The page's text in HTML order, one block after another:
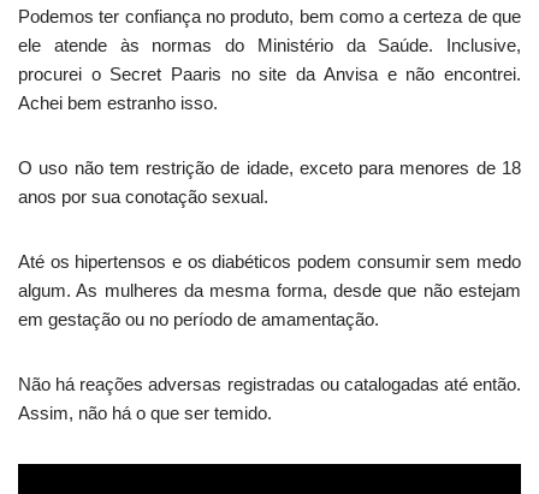
Podemos ter confiança no produto, bem como a certeza de que
ele atende às normas do Ministério da Saúde. Inclusive,
procurei o Secret Paaris no site da Anvisa e não encontrei.
Achei bem estranho isso.
O uso não tem restrição de idade, exceto para menores de 18
anos por sua conotação sexual.
Até os hipertensos e os diabéticos podem consumir sem medo
algum. As mulheres da mesma forma, desde que não estejam
em gestação ou no período de amamentação.
Não há reações adversas registradas ou catalogadas até então.
Assim, não há o que ser temido.